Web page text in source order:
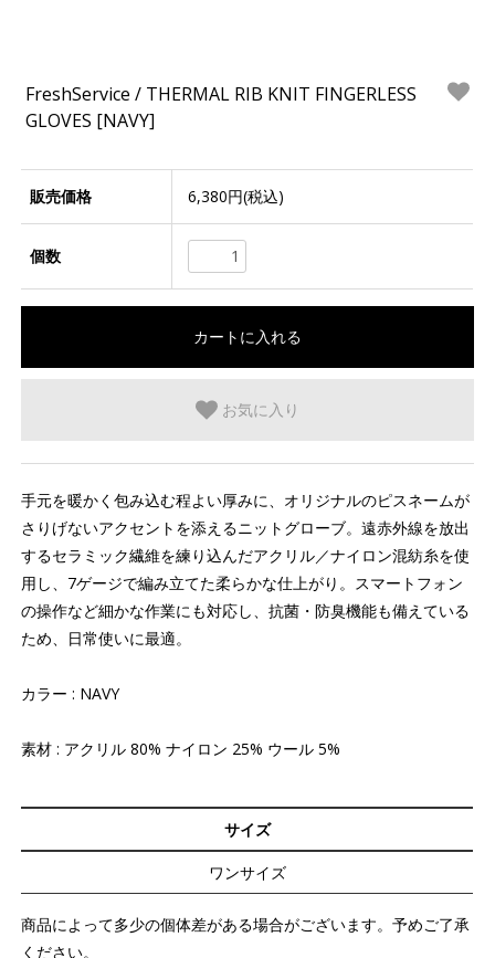
FreshService / THERMAL RIB KNIT FINGERLESS
GLOVES [NAVY]
販売価格 6,380円(税込)
個数
お気に入り
手元を暖かく包み込む程よい厚みに、オリジナルのピスネームが
さりげないアクセントを添えるニットグローブ。遠赤外線を放出
するセラミック繊維を練り込んだアクリル／ナイロン混紡糸を使
用し、7ゲージで編み立てた柔らかな仕上がり。スマートフォン
の操作など細かな作業にも対応し、抗菌・防臭機能も備えている
ため、日常使いに最適。
カラー : NAVY
素材 : アクリル 80% ナイロン 25% ウール 5%
サイズ
ワンサイズ
商品によって多少の個体差がある場合がございます。予めご了承
ください。